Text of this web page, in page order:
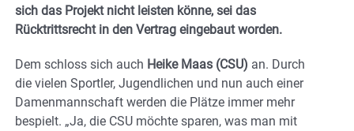
sich das Projekt nicht leisten könne, sei das
Rücktrittsrecht in den Vertrag eingebaut worden.
Dem schloss sich auch Heike Maas (CSU) an. Durch
die vielen Sportler, Jugendlichen und nun auch einer
Damenmannschaft werden die Plätze immer mehr
bespielt. „Ja, die CSU möchte sparen, was man mit